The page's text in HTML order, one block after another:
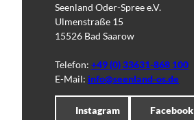
Seenland Oder-Spree e.V.
Ulmenstraße 15
15526 Bad Saarow
Telefon: +49 (0) 33631-868 100
E-Mail: info@seenland-os.de
Instagram Facebook